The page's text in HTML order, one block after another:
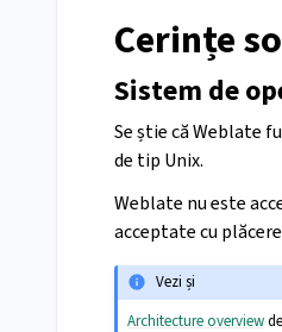
Cerințe
Sistem de
Se știe că Weblate
de tip Unix.
Weblate nu este
acceptate cu
Vezi și
Architecture overview